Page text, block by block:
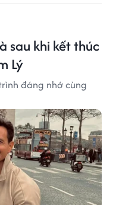
sau khi kết thúc
Lý
đáng nhớ cùng